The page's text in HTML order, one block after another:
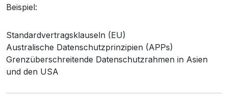
Beispiel:
Standardvertragsklauseln (EU)
Australische Datenschutzprinzipien (APPs)
Grenzüberschreitende Datenschutzrahmen in Asien
und den USA